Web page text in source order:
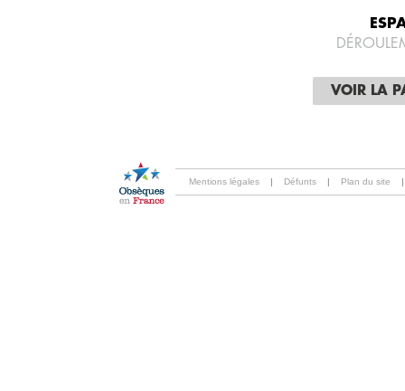
VOIR LA
Mentions légales | Défunts | Plan du site |